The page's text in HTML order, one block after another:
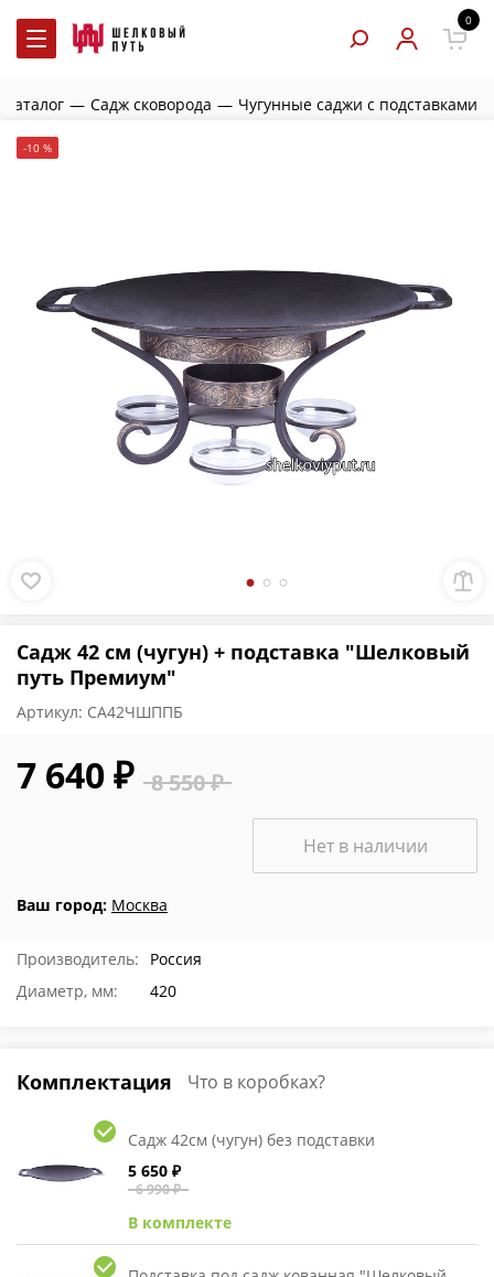
0
Каталог — Садж сковорода — Чугунные саджи с подставками
-10 %
Садж 42 см (чугун) + подставка "Шелковый
путь Премиум"
Артикул: СА42ЧШППБ
8 550 ₽
7 640 ₽
Ваш город: Москва
Нет в наличии
Производитель:
Россия
Диаметр, мм:
420
Комплектация Что в коробках?
Садж 42см (чугун) без подставки
5 650 ₽
6 990 ₽
В комплекте